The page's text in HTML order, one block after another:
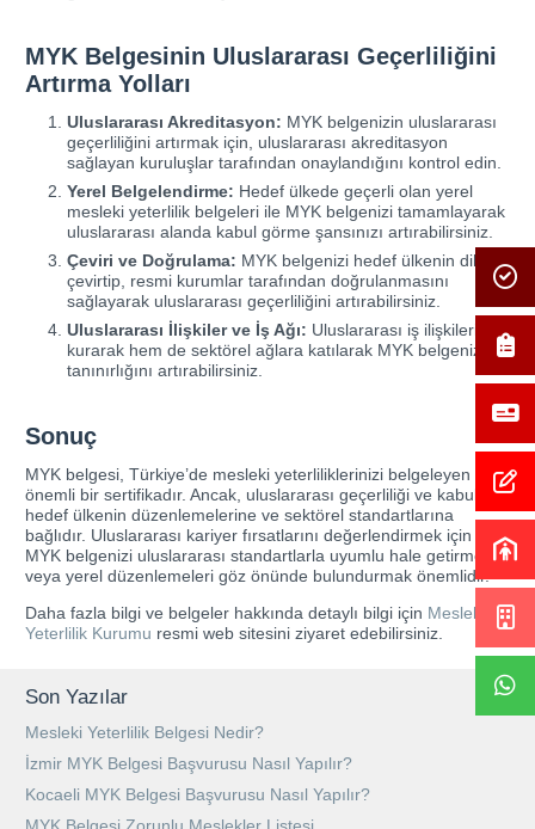
MYK Belgesinin Uluslararası Geçerliliğini
Artırma Yolları
Uluslararası Akreditasyon: MYK belgenizin uluslararası
geçerliliğini artırmak için, uluslararası akreditasyon
sağlayan kuruluşlar tarafından onaylandığını kontrol edin.
Yerel Belgelendirme: Hedef ülkede geçerli olan yerel
mesleki yeterlilik belgeleri ile MYK belgenizi tamamlayarak
uluslararası alanda kabul görme şansınızı artırabilirsiniz.
Çeviri ve Doğrulama: MYK belgenizi hedef ülkenin diline
çevirtip, resmi kurumlar tarafından doğrulanmasını
sağlayarak uluslararası geçerliliğini artırabilirsiniz.
Uluslararası İlişkiler ve İş Ağı: Uluslararası iş ilişkileri
kurarak hem de sektörel ağlara katılarak MYK belgenizin
tanınırlığını artırabilirsiniz.
Sonuç
MYK belgesi, Türkiye’de mesleki yeterliliklerinizi belgeleyen
önemli bir sertifikadır. Ancak, uluslararası geçerliliği ve kabulü,
hedef ülkenin düzenlemelerine ve sektörel standartlarına
bağlıdır. Uluslararası kariyer fırsatlarını değerlendirmek için
MYK belgenizi uluslararası standartlarla uyumlu hale getirmek
veya yerel düzenlemeleri göz önünde bulundurmak önemlidir.
Daha fazla bilgi ve belgeler hakkında detaylı bilgi için Mesleki
Yeterlilik Kurumu resmi web sitesini ziyaret edebilirsiniz.
Son Yazılar
Mesleki Yeterlilik Belgesi Nedir?
İzmir MYK Belgesi Başvurusu Nasıl Yapılır?
Kocaeli MYK Belgesi Başvurusu Nasıl Yapılır?
MYK Belgesi Zorunlu Meslekler Listesi